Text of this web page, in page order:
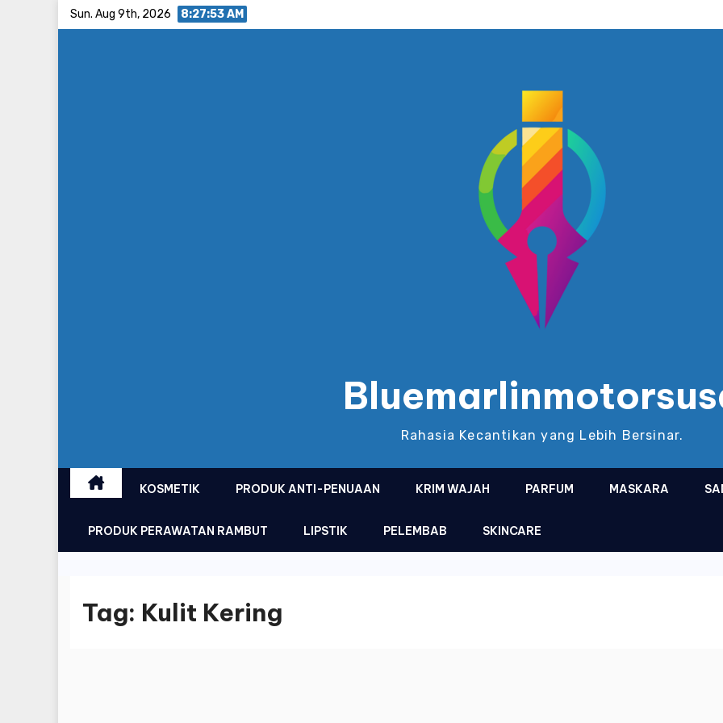
Sun. Aug 9th, 2026 8:27:54 AM
Rahasia Kecantikan yang Lebih Bersinar.
KOSMETIK PRODUK ANTI-PENUAAN KRIM WAJAH PARFUM MASKARA
PRODUK PERAWATAN RAMBUT LIPSTIK PELEMBAB SKINCARE
Tag: Kulit Kering